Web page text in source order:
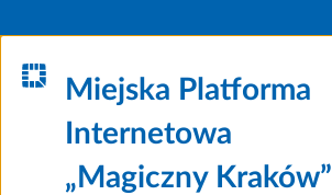
Miejska Platforma
Internetowa
„Magiczny Kraków”